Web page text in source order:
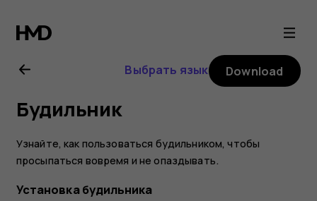
Nokia
106
(2018)
user
guide
Выбрать язык Download
Будильник
Узнайте, как пользоваться будильником, чтобы
просыпаться вовремя и не опаздывать.
Установка будильника